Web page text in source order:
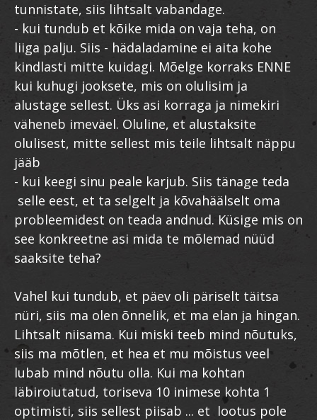
tunnistate, siis lihtsalt vabandage.
- kui tundub et kõike mida on vaja teha, on
liiga palju. Siis - hädaladamine ei aita kohe
kindlasti mitte kuidagi. Mõelge korraks ENNE
kui kuhugi jooksete, mis on olulisim ja
alustage sellest. Üks asi korraga ja nimekiri
väheneb imeväel. Oluline, et alustaksite
olulisest, mitte sellest mis teile lihtsalt näppu
jääb
- kui keegi sinu peale karjub. Siis tänage teda
selle eest, et ta selgelt ja kõvahäälselt oma
probleemidest on teada andnud. Küsige mis on
see konkreetne asi mida te mõlemad nüüd
saaksite teha?
Vahel kui tundub, et päev oli päriselt täitsa
nüri, siis ma olen õnnelik, et ma elan ja hingan.
Lihtsalt niisama. Kui miski teeb mind nõutuks,
siis ma mõtlen, et hea et mu mõistus veel
lubab mind nõutu olla. Kui ma kohtan
läbiroiutatud, toriseva 10 inimese kohta 1
optimisti, siis sellest piisab ... et lootus pole